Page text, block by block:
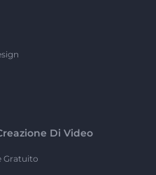
Di Video
Gratuito